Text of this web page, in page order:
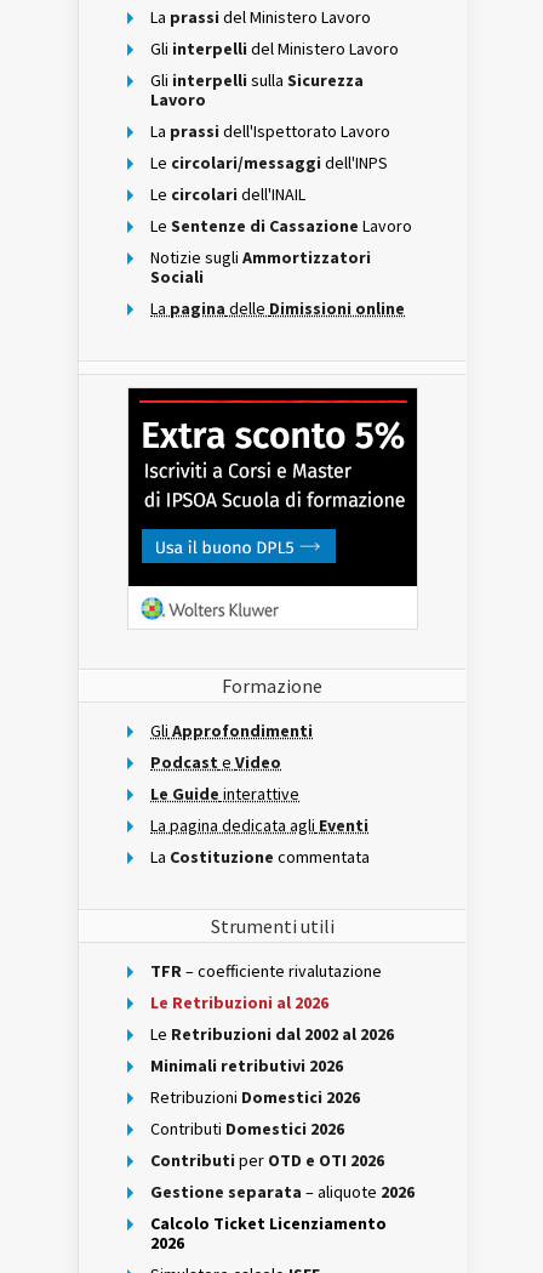
La prassi del Ministero Lavoro
Gli interpelli del Ministero Lavoro
Gli interpelli sulla Sicurezza
Lavoro
La prassi dell'Ispettorato Lavoro
Le circolari/messaggi dell'INPS
Le circolari dell'INAIL
Le Sentenze di Cassazione Lavoro
Notizie sugli Ammortizzatori
Sociali
La pagina delle Dimissioni online
Formazione
Gli Approfondimenti
Podcast e Video
Le Guide interattive
La pagina dedicata agli Eventi
La Costituzione commentata
Strumenti utili
TFR– coefficiente rivalutazione
Le Retribuzioni al 2026
Le Retribuzioni dal 2002 al 2026
Minimali retributivi 2026
Retribuzioni Domestici 2026
Contributi Domestici 2026
Contributi per OTD e OTI 2026
Gestione separata – aliquote 2026
Calcolo Ticket Licenziamento
2026